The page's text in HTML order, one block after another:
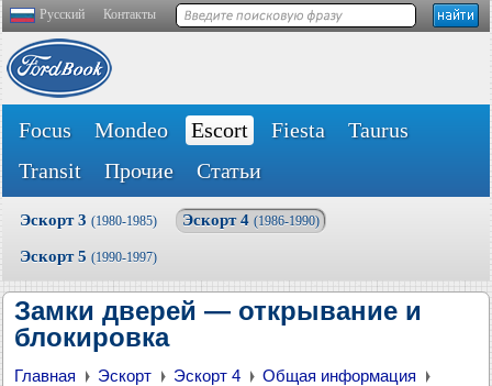
Русский Контакты
Focus Mondeo Escort Fiesta
Taurus
Transit
Прочие Статьи
Эскорт 3 (1980-1985) Эскорт 4 (1986-1990)
Эскорт 5 (1990-1997)
Замки дверей — открывание и
блокировка
Главная Эскорт Эскорт 4
Общая информация